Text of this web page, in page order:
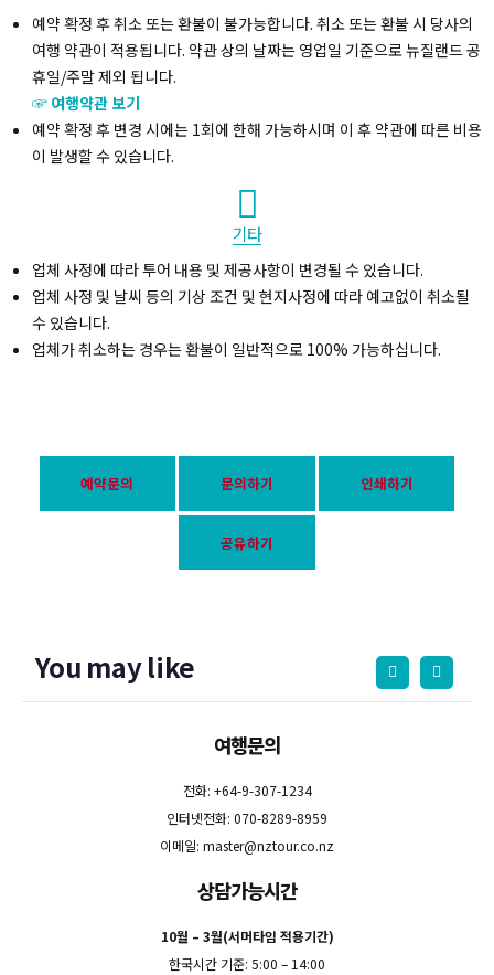
예약 확정 후 취소 또는 환불이 불가능합니다. 취소 또는 환불 시 당사의
여행 약관이 적용됩니다. 약관 상의 날짜는 영업일 기준으로 뉴질랜드 공
휴일/주말 제외 됩니다.
☞ 여행약관 보기
예약 확정 후 변경 시에는 1회에 한해 가능하시며 이 후 약관에 따른 비용
이 발생할 수 있습니다.
기타
업체 사정에 따라 투어 내용 및 제공사항이 변경될 수 있습니다.
업체 사정 및 날씨 등의 기상 조건 및 현지사정에 따라 예고없이 취소될
수 있습니다.
업체가 취소하는 경우는 환불이 일반적으로 100% 가능하십니다.
예약문의 문의하기 인쇄하기
공유하기
You may like
여행문의
전화: +64-9-307-1234
인터넷전화: 070-8289-8959
이메일: master@nztour.co.nz
상담가능시간
10월 – 3월(서머타임 적용기간)
한국시간 기준: 5:00 – 14:00